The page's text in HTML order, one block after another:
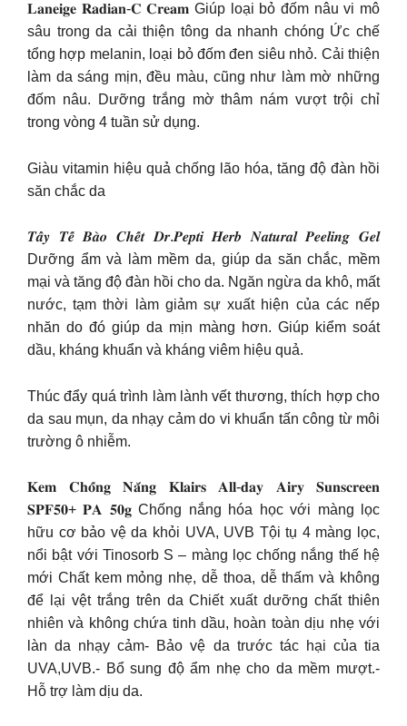
𝐋𝐚𝐧𝐞𝐢𝐠𝐞 𝐑𝐚𝐝𝐢𝐚𝐧-𝐂 𝐂𝐫𝐞𝐚𝐦 Giúp loại bỏ đốm nâu vi mô
sâu trong da cải thiện tông da nhanh chóng Ức chế
tổng hợp melanin, loại bỏ đốm đen siêu nhỏ. Cải thiện
làm da sáng mịn, đều màu, cũng như làm mờ những
đốm nâu. Dưỡng trắng mờ thâm nám vượt trội chỉ
trong vòng 4 tuần sử dụng.
Giàu vitamin hiệu quả chống lão hóa, tăng độ đàn hồi
săn chắc da
𝑻𝒂̂̉𝒚 𝑻𝒆̂́ 𝑩𝒂̀𝒐 𝑪𝒉𝒆̂́𝒕 𝑫𝒓.𝑷𝒆𝒑𝒕𝒊 𝑯𝒆𝒓𝒃 𝑵𝒂𝒕𝒖𝒓𝒂𝒍 𝑷𝒆𝒆𝒍𝒊𝒏𝒈 𝑮𝒆𝒍
Dưỡng ẩm và làm mềm da, giúp da săn chắc, mềm
mại và tăng độ đàn hồi cho da. Ngăn ngừa da khô, mất
nước, tạm thời làm giảm sự xuất hiện của các nếp
nhăn do đó giúp da mịn màng hơn. Giúp kiểm soát
dầu, kháng khuẩn và kháng viêm hiệu quả.
Thúc đẩy quá trình làm lành vết thương, thích hợp cho
da sau mụn, da nhạy cảm do vi khuẩn tấn công từ môi
trường ô nhiễm.
𝐊𝐞𝐦 𝐂𝐡𝐨̂́𝐧𝐠 𝐍𝐚̆́𝐧𝐠 𝐊𝐥𝐚𝐢𝐫𝐬 𝐀𝐥𝐥-𝐝𝐚𝐲 𝐀𝐢𝐫𝐲 𝐒𝐮𝐧𝐬𝐜𝐫𝐞𝐞𝐧
𝐒𝐏𝐅𝟓𝟎+ 𝐏𝐀 𝟓𝟎𝐠 Chống nắng hóa học với màng lọc
hữu cơ bảo vệ da khỏi UVA, UVB Tội tụ 4 màng lọc,
nổi bật với Tinosorb S – màng lọc chống nắng thế hệ
mới Chất kem mỏng nhẹ, dễ thoa, dễ thấm và không
để lại vệt trắng trên da Chiết xuất dưỡng chất thiên
nhiên và không chứa tinh dầu, hoàn toàn dịu nhẹ với
làn da nhạy cảm- Bảo vệ da trước tác hại của tia
UVA,UVB.- Bổ sung độ ẩm nhẹ cho da mềm mượt.-
Hỗ trợ làm dịu da.